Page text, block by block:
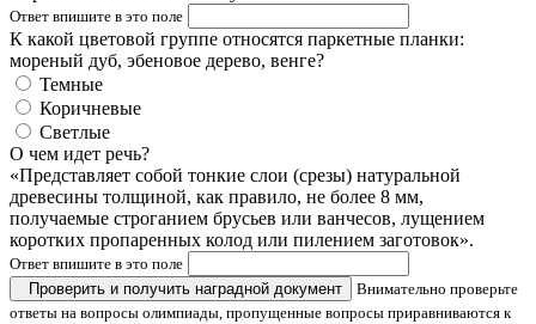
Ответ впишите в это поле
К какой цветовой группе относятся паркетные планки:
мореный дуб, эбеновое дерево, венге?
Темные
Коричневые
Светлые
О чем идет речь?
«Представляет собой тонкие слои (срезы) натуральной
древесины толщиной, как правило, не более 8 мм,
получаемые строганием брусьев или ванчесов, лущением
коротких пропаренных колод или пилением заготовок».
Ответ впишите в это поле
Проверить и получить наградной документ
Внимательно проверьте
ответы на вопросы олимпиады, пропущенные вопросы приравниваются к